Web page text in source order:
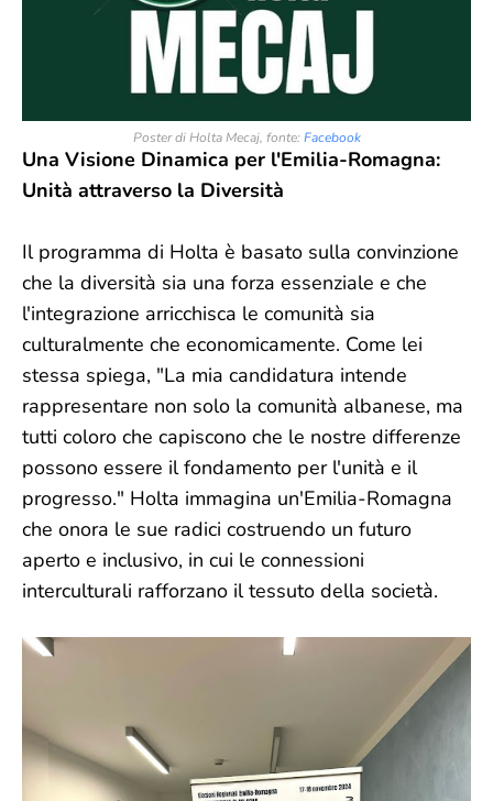
Poster di Holta Mecaj, fonte:Facebook
Una Visione Dinamica per l'Emilia-Romagna:
Unità attraverso la Diversità
Il programma di Holta è basato sulla convinzione
che la diversità sia una forza essenziale e che
l'integrazione arricchisca le comunità sia
culturalmente che economicamente. Come lei
stessa spiega, "La mia candidatura intende
rappresentare non solo la comunità albanese, ma
tutti coloro che capiscono che le nostre differenze
possono essere il fondamento per l'unità e il
progresso." Holta immagina un'Emilia-Romagna
che onora le sue radici costruendo un futuro
aperto e inclusivo, in cui le connessioni
interculturali rafforzano il tessuto della società.